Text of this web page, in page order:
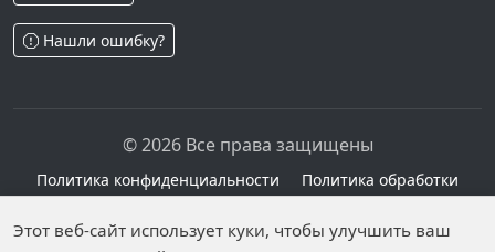
Нашли ошибку?
© 2026 Все права защищены
Политика конфиденциальности
Политика обработки
персональных данных
Персональные данные опубликованы на сайте при
Этот веб-сайт использует куки, чтобы улучшить ваш